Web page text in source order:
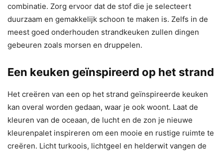
combinatie. Zorg ervoor dat de stof die je selecteert
duurzaam en gemakkelijk schoon te maken is. Zelfs in de
meest goed onderhouden strandkeuken zullen dingen
gebeuren zoals morsen en druppelen.
Een keuken geïnspireerd op het strand
Het creëren van een op het strand geïnspireerde keuken
kan overal worden gedaan, waar je ook woont. Laat de
kleuren van de oceaan, de lucht en de zon je nieuwe
kleurenpalet inspireren om een ​​mooie en rustige ruimte te
creëren. Licht turkoois, lichtgeel en helderwit vangen de